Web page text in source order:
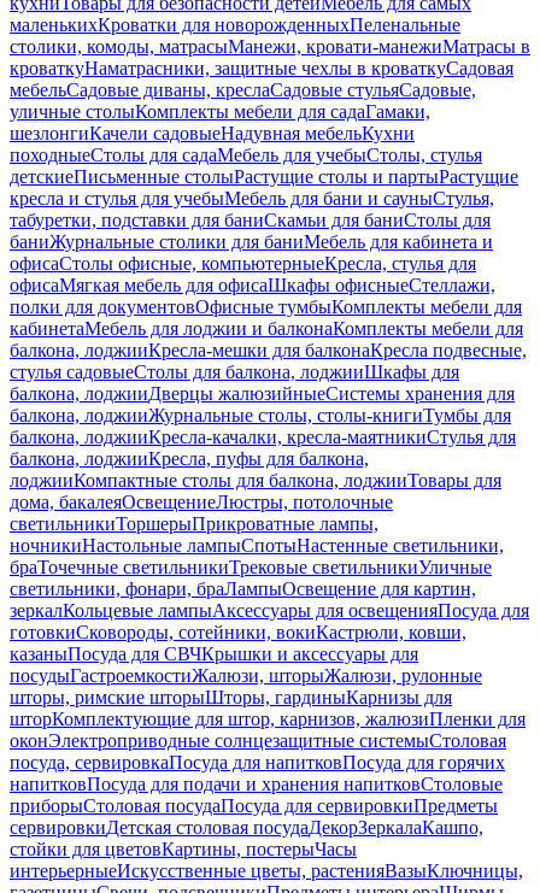
маленькихКроватки для новорожденныхПеленальные
столики, комоды, матрасыМанежи, кровати-манежиМатрасы в
кроваткуНаматрасники, защитные чехлы в кроваткуСадовая
мебельСадовые диваны, креслаСадовые стульяСадовые,
уличные столыКомплекты мебели для садаГамаки,
шезлонгиКачели садовыеНадувная мебельКухни
походныеСтолы для садаМебель для учебыСтолы, стулья
детскиеПисьменные столыРастущие столы и партыРастущие
кресла и стулья для учебыМебель для бани и сауныСтулья,
табуретки, подставки для баниСкамьи для баниСтолы для
баниЖурнальные столики для баниМебель для кабинета и
офисаСтолы офисные, компьютерныеКресла, стулья для
офисаМягкая мебель для офисаШкафы офисныеСтеллажи,
полки для документовОфисные тумбыКомплекты мебели для
кабинетаМебель для лоджии и балконаКомплекты мебели для
балкона, лоджииКресла-мешки для балконаКресла подвесные,
стулья садовыеСтолы для балкона, лоджииШкафы для
балкона, лоджииДверцы жалюзийныеСистемы хранения для
балкона, лоджииЖурнальные столы, столы-книгиТумбы для
балкона, лоджииКресла-качалки, кресла-маятникиСтулья для
балкона, лоджииКресла, пуфы для балкона,
лоджииКомпактные столы для балкона, лоджииТовары для
дома, бакалеяОсвещениеЛюстры, потолочные
светильникиТоршерыПрикроватные лампы,
ночникиНастольные лампыСпотыНастенные светильники,
браТочечные светильникиТрековые светильникиУличные
светильники, фонари, браЛампыОсвещение для картин,
зеркалКольцевые лампыАксессуары для освещенияПосуда для
готовкиСковороды, сотейники, вокиКастрюли, ковши,
казаныПосуда для СВЧКрышки и аксессуары для
посудыГастроемкостиЖалюзи, шторыЖалюзи, рулонные
шторы, римские шторыШторы, гардиныКарнизы для
шторКомплектующие для штор, карнизов, жалюзиПленки для
оконЭлектроприводные солнцезащитные системыСтоловая
посуда, сервировкаПосуда для напитковПосуда для горячих
напитковПосуда для подачи и хранения напитковСтоловые
приборыСтоловая посудаПосуда для сервировкиПредметы
сервировкиДетская столовая посудаДекорЗеркалаКашпо,
стойки для цветовКартины, постерыЧасы
интерьерныеИскусственные цветы, растенияВазыКлючницы,